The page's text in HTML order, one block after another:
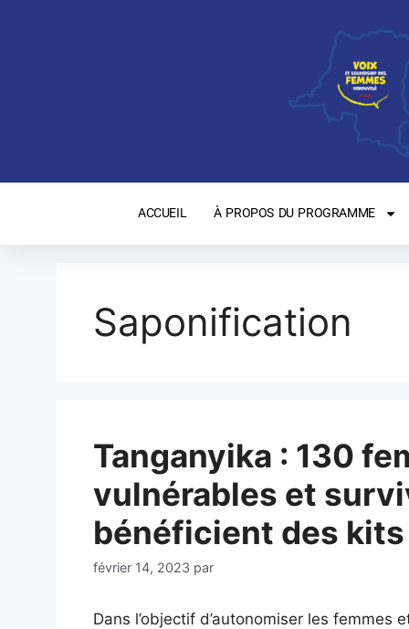
ACCUEIL À PROPOS DU PROGRAMME
Saponification
Tanganyika : 130
vulnérables et
bénéficient des
février 14, 2023 par
Dans l’objectif d’autonomiser les